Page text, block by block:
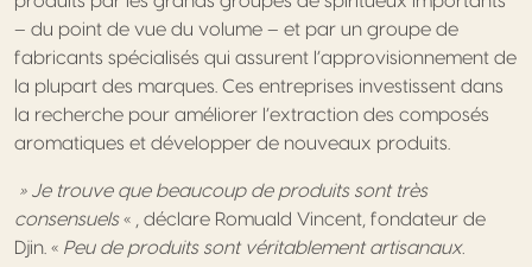
– du point de vue du volume – et par un groupe de
fabricants spécialisés qui assurent l’approvisionnement de
la plupart des marques. Ces entreprises investissent dans
la recherche pour améliorer l’extraction des composés
aromatiques et développer de nouveaux produits.
» Je trouve que beaucoup de produits sont très
consensuels« , déclare Romuald Vincent, fondateur de
Djin. « Peu de produits sont véritablement artisanaux.